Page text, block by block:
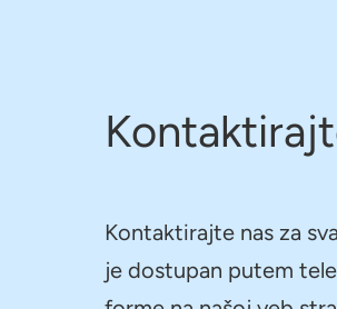
Kontaktirajte nas za
je dostupan putem